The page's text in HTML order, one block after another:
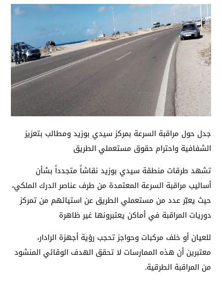
جدل حول مراقبة السرعة بمركز سيدي بوزيد ومطالب بتعزيز
الشفافية واحترام حقوق مستعملي الطريق
تشهد طرقات منطقة سيدي بوزيد نقاشاً متجدداً بشأن
أساليب مراقبة السرعة المعتمدة من طرف عناصر الدرك الملكي،
حيث يعبّر عدد من مستعملي الطريق عن استيائهم من تمركز
دوريات المراقبة في أماكن يعتبرونها غير ظاهرة
للعيان أو خلف مركبات وحواجز تحجب رؤية أجهزة الرادار،
معتبرين أن هذه الممارسات لا تحقق الهدف الوقائي المنشود
من المراقبة الطرقية.